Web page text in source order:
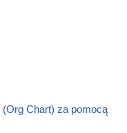
Chart) za pomocą